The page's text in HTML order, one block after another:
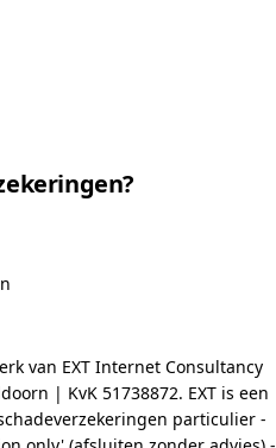
van EXT Internet Consultancy
| KvK 51738872. EXT is een
particulier -